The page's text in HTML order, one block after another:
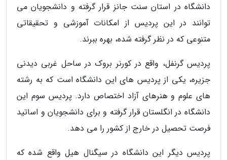
دانشگاه در استان سنت جانز قرار گرفته و دانشجویان می
توانند در این پردیس از امکانات آموزشی و تحقیقاتی
متنوعی که در نظر گرفته شده، بهره ببرند.
پردیس گرنفل، واقع در کورنر بروک در ساحل غربی دیدنی
جزیره، یکی از پردیس های این دانشگاه است که به رشته
های علوم و هنرهای آزاد اختصاص دارد. پردیس سوم این
دانشگاه در انگلستان قرار گرفته و برای دانشجویان و اساتید
فرصت تحصیل در خارج از کشور را می دهد.
پردیس دیگر این دانشگاه در سیگنال هیل واقع شده که